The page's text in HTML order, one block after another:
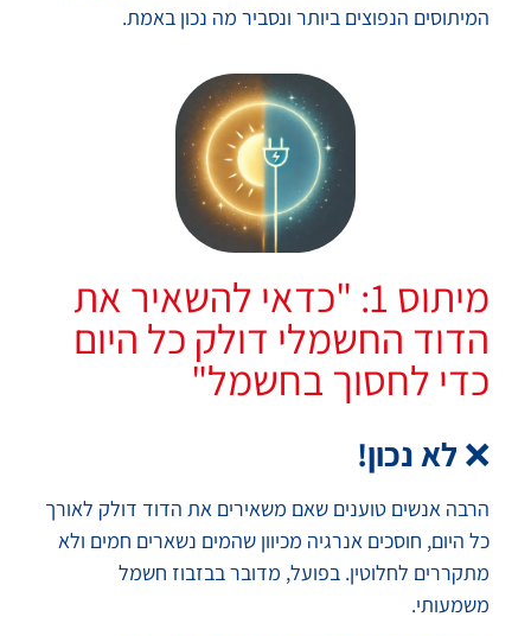
המיתוסים הנפוצים ביותר ונסביר מה נכון באמת.
מיתוס 1: "כדאי להשאיר את
הדוד החשמלי דולק כל היום
כדי לחסוך בחשמל"
❌ לא נכון!
הרבה אנשים טוענים שאם משאירים את הדוד דולק לאורך
כל היום, חוסכים אנרגיה מכיוון שהמים נשארים חמים ולא
מתקררים לחלוטין. בפועל, מדובר בבזבוז חשמל
משמעותי.